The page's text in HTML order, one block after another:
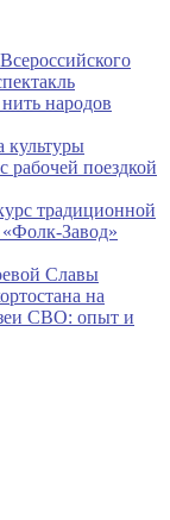
народов
культуры
поездкой
традиционной
«Фолк-Завод»
Славы
на
СВО: опыт и